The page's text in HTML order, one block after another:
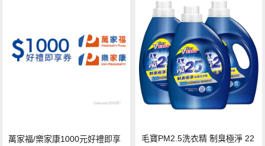
萬家福/樂家康1000元好禮即享
毛寶PM2.5洗衣精 制臭極淨 22